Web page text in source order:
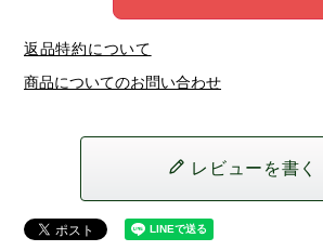
返品特約について
商品についてのお問い合わせ
レビューを書く